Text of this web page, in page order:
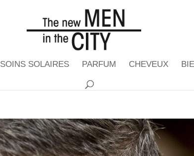
SOINS SOLAIRES PARFUM CHEVEUX